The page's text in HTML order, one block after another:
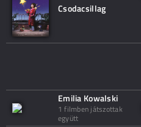
Csodacsillag
Emilia Kowalski
1 filmben játszottak
együtt